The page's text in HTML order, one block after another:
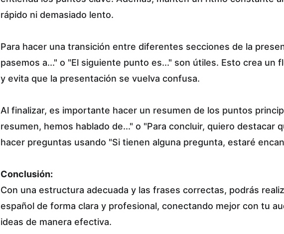
rápido ni demasiado lento.
Para hacer una transición entre diferentes secciones de la
pasemos a..." o "El siguiente punto es..." son útiles. Esto crea un
y evita que la presentación se vuelva confusa.
Al finalizar, es importante hacer un resumen de los puntos
resumen, hemos hablado de..." o "Para concluir, quiero destacar
hacer preguntas usando "Si tienen alguna pregunta, estaré
Conclusión:
Con una estructura adecuada y las frases correctas, podrás
español de forma clara y profesional, conectando mejor con tu
ideas de manera efectiva.